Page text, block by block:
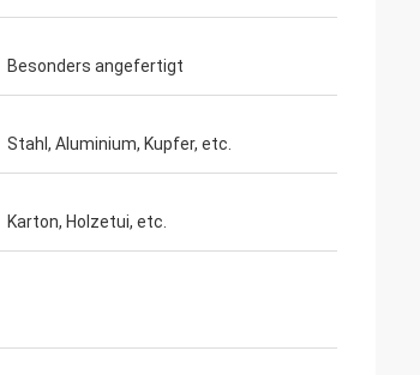
Besonders angefertigt
Stahl, Aluminium, Kupfer, etc.
Karton, Holzetui, etc.